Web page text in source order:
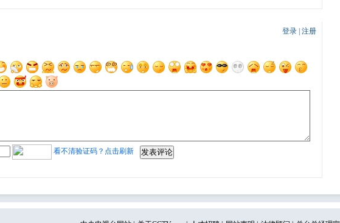
登录 注册
看不清验证码？点击刷新